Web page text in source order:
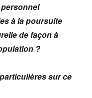
à la poursuite
de façon à
?
sur ce